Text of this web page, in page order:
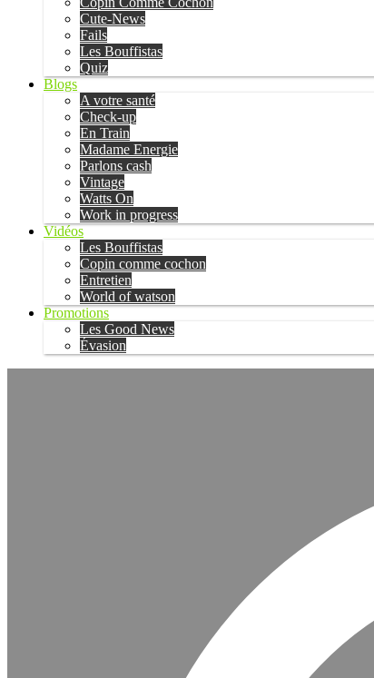
Cute-News
Fails
Les Bouffistas
Quiz
Blogs
A votre santé
Check-up
En Train
Madame Energie
Parlons cash
Vintage
Watts On
Work in progress
Vidéos
Les Bouffistas
Copin comme cochon
Entretien
World of watson
Promotions
Les Good News
Évasion